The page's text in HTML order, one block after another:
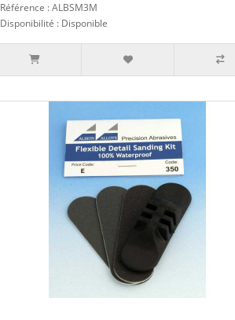
Référence : ALBSM3M
Disponibilité : Disponible